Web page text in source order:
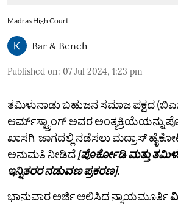
Madras High Court
Bar & Bench
Published on: 07 Jul 2024, 1:23 pm
ತಮಿಳುನಾಡು ಬಹುಜನ ಸಮಾಜ ಪಕ್ಷದ
ಆರ್ಮ್‌ಸ್ಟ್ರಾಂಗ್ ಅವರ ಅಂತ್ಯಕ್ರಿಯೆಯನ್ನು
ಖಾಸಗಿ ಜಾಗದಲ್ಲಿ ನಡೆಸಲು ಮದ್ರಾಸ್
ಅನುಮತಿ ನೀಡಿದೆ[ಪೊರ್ಕೋಡಿ ಮತ್ತು
ಇನ್ನಿತರರ ನಡುವಣ ಪ್ರಕರಣ].
ಭಾನುವಾರ ಅರ್ಜಿ ಆಲಿಸಿದ ನ್ಯಾಯಮೂರ್ತಿ